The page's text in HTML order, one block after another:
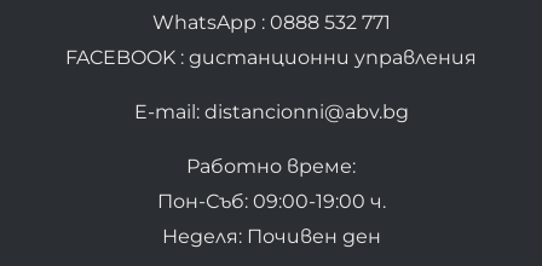
WhatsApp : 0888 532 771
FACEBOOK : дистанционни управления
E-mail: distancionni@abv.bg
Работно време:
Пон-Съб: 09:00-19:00 ч.
Неделя: Почивен ден